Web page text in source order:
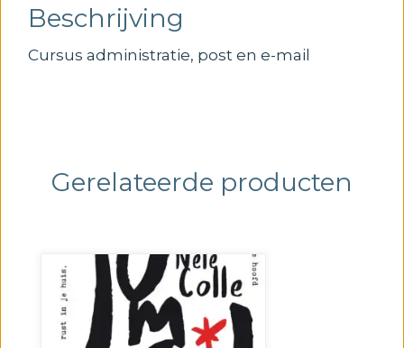
Beschrijving
Cursus administratie, post en e-mail
Gerelateerde producten